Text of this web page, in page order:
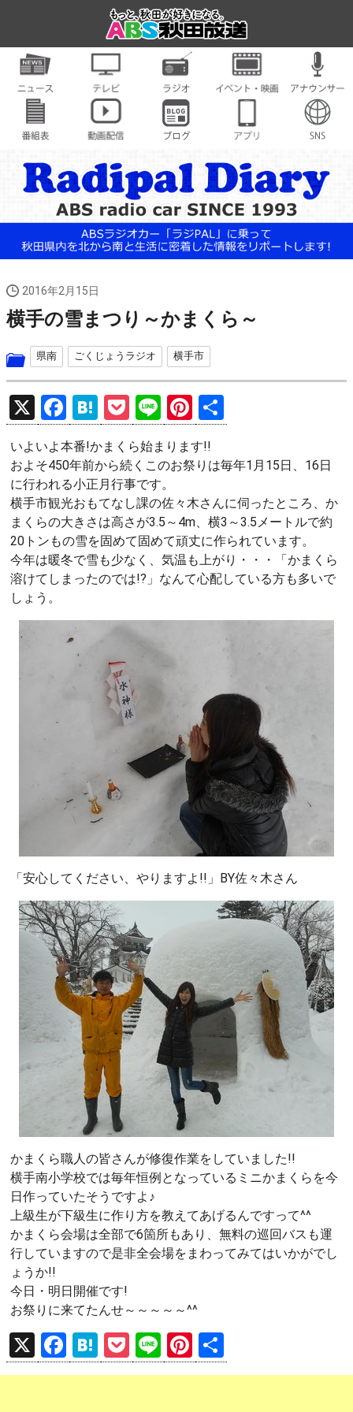
2016年2月15日
横手の雪まつり～かまくら～
県南 ごくじょうラジオ 横手市
X
F
a
ce
b
o
o
k
H
at
e
n
a
P
o
ck
et
Li
n
e
Pi
nt
er
t
有
いよいよ本番!かまくら始まります!!
およそ450年前から続くこのお祭りは毎年1月15日、16日
に行われる小正月行事です。
横手市観光おもてなし課の佐々木さんに伺ったところ、か
まくらの大きさは高さが3.5～4m、横3～3.5メートルで約
20トンもの雪を固めて固めて頑丈に作られています。
今年は暖冬で雪も少なく、気温も上がり・・・「かまくら
溶けてしまったのでは!?」なんて心配している方も多いで
しょう。
「安心してください、やりますよ!!」BY佐々木さん
かまくら職人の皆さんが修復作業をしていました!!
横手南小学校では毎年恒例となっているミニかまくらを今
日作っていたそうですよ♪
上級生が下級生に作り方を教えてあげるんですって^^
かまくら会場は全部で6箇所もあり、無料の巡回バスも運
行していますので是非全会場をまわってみてはいかがでし
ょうか!!
今日・明日開催です!
お祭りに来てたんせ～～～～～^^
X
F
a
H
at
P
o
Li
n
Pi
nt 有